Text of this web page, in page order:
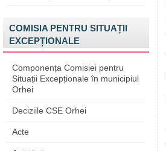
COMISIA PENTRU SITUAȚII
EXCEPȚIONALE
Componența Comisiei pentru
Situații Excepționale în municipiul
Orhei
Deciziile CSE Orhei
Acte